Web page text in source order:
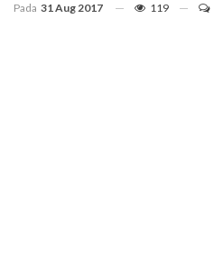
Pada 31 Aug 2017 119